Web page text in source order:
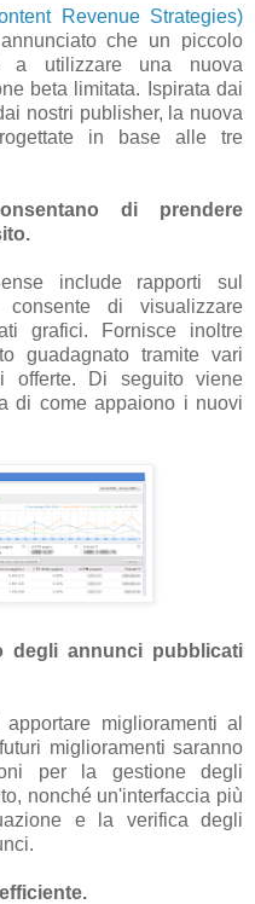
Revenue Strategies)
che un piccolo
a utilizzare una nuova
beta limitata. Ispirata dai
nostri publisher, la nuova
in base alle tre
di prendere
include rapporti sul
di visualizzare
grafici. Fornisce inoltre
guadagnato tramite vari
offerte. Di seguito viene
di come appaiono i nuovi
degli annunci pubblicati
miglioramenti al
miglioramenti saranno
per la gestione degli
nonché un'interfaccia più
e la verifica degli